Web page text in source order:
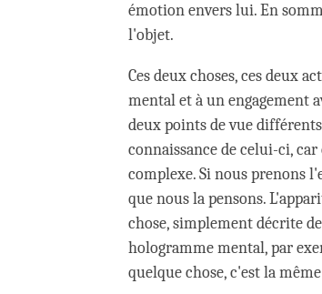
émotion envers lui. En
l'objet.
Ces deux choses, ces deux
mental et à un engagement
deux points de vue
connaissance de celui-ci,
complexe. Si nous prenons
que nous la pensons.
chose, simplement décrite
hologramme mental, par
quelque chose, c'est la